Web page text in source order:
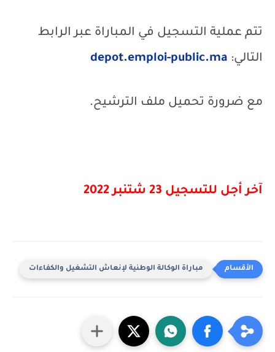
تتم عملية التسجيل في المباراة عبر الرابط
التالي: depot.emploi-public.ma
مع ضرورة تحميل ملف الترشيح.
آخر أجل للتسجيل 23 شتنبر 2022
مباراة الوكالة الوطنية لإنعاش التشغيل والكفاءات